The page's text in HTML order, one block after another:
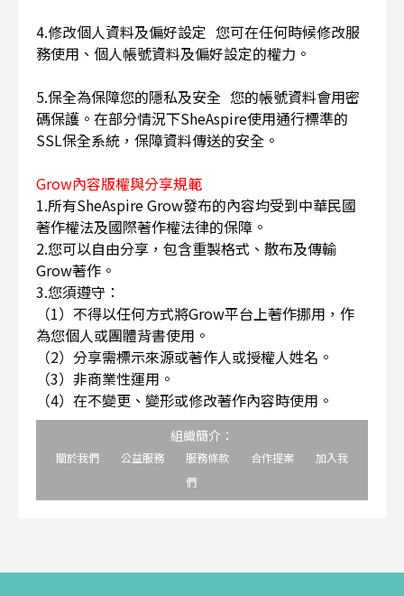
4.修改個人資料及偏好設定 您可在任何時候修改服
務使用、個人帳號資料及偏好設定的權力。
5.保全為保障您的隱私及安全 您的帳號資料會用密
碼保護。在部分情況下SheAspire使用通行標準的
SSL保全系統，保障資料傳送的安全。
Grow內容版權與分享規範
1.所有SheAspire Grow發布的內容均受到中華民國
著作權法及國際著作權法律的保障。
2.您可以自由分享，包含重製格式、散布及傳輸
Grow著作。
3.您須遵守：
（1）不得以任何方式將Grow平台上著作挪用，作
為您個人或團體背書使用。
（2）分享需標示來源或著作人或授權人姓名。
（3）非商業性運用。
（4）在不變更、變形或修改著作內容時使用。
組織簡介：
關於我們 公益服務 服務條款 合作提案
加入我
們